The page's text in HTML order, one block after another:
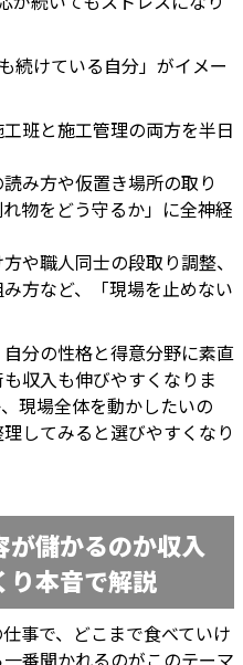
続けている自分」がイメー
班と施工管理の両方を半日
み方や仮置き場所の取り
物をどう守るか」に全神経
や職人同士の段取り調整、
方など、「現場を止めない
分の性格と得意分野に素直
収入も伸びやすくなりま
現場全体を動かしたいの
してみると選びやすくなり
が儲かるのか収入
り本音で解説
事で、どこまで食べていけ